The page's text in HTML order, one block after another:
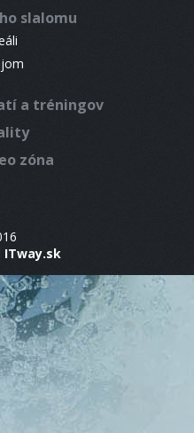
slalomu
a tréningov
zóna
ITway.sk